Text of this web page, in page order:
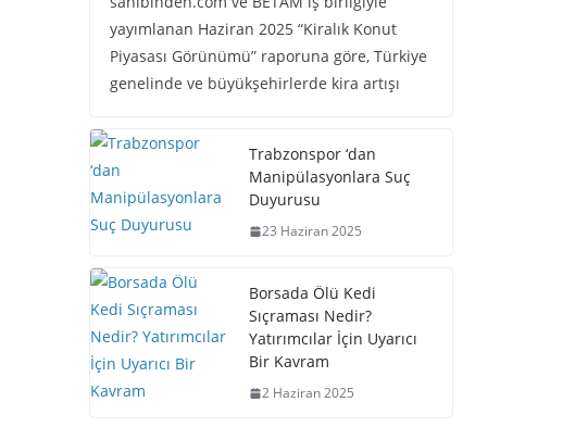
yayımlanan Haziran 2025 “Kiralık Konut
Piyasası Görünümü” raporuna göre, Türkiye
genelinde ve büyükşehirlerde kira artışı
Trabzonspor ‘dan
Manipülasyonlara Suç
Duyurusu
23 Haziran 2025
Borsada Ölü Kedi
Sıçraması Nedir?
Yatırımcılar İçin Uyarıcı
Bir Kavram
2 Haziran 2025